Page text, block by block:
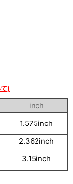
)
inch
1.575inch
2.362inch
3.15inch